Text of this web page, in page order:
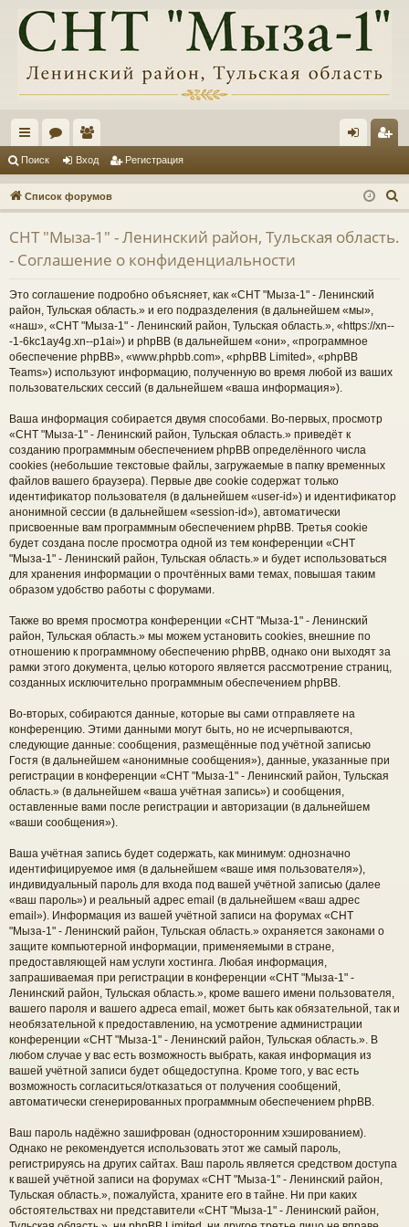
с
ы
лк
и
ум
ы
ол
ьз
ов
ат
ел
и
д ис
тр
ац
Поиск Вход Регистрация
Список форумов
о
СНТ "Мыза-1" - Ленинский район, Тульская область.
- Соглашение о конфиденциальности
Это соглашение подробно объясняет, как «СНТ "Мыза-1" - Ленинский
район, Тульская область.» и его подразделения (в дальнейшем «мы»,
«наш», «СНТ "Мыза-1" - Ленинский район, Тульская область.», «https://xn--
-1-6kc1ay4g.xn--p1ai») и phpBB (в дальнейшем «они», «программное
обеспечение phpBB», «www.phpbb.com», «phpBB Limited», «phpBB
Teams») используют информацию, полученную во время любой из ваших
пользовательских сессий (в дальнейшем «ваша информация»).
Ваша информация собирается двумя способами. Во-первых, просмотр
«СНТ "Мыза-1" - Ленинский район, Тульская область.» приведёт к
созданию программным обеспечением phpBB определённого числа
cookies (небольшие текстовые файлы, загружаемые в папку временных
файлов вашего браузера). Первые две cookie содержат только
идентификатор пользователя (в дальнейшем «user-id») и идентификатор
анонимной сессии (в дальнейшем «session-id»), автоматически
присвоенные вам программным обеспечением phpBB. Третья cookie
будет создана после просмотра одной из тем конференции «СНТ
"Мыза-1" - Ленинский район, Тульская область.» и будет использоваться
для хранения информации о прочтённых вами темах, повышая таким
образом удобство работы с форумами.
Также во время просмотра конференции «СНТ "Мыза-1" - Ленинский
район, Тульская область.» мы можем установить cookies, внешние по
отношению к программному обеспечению phpBB, однако они выходят за
рамки этого документа, целью которого является рассмотрение страниц,
созданных исключительно программным обеспечением phpBB.
Во-вторых, собираются данные, которые вы сами отправляете на
конференцию. Этими данными могут быть, но не исчерпываются,
следующие данные: сообщения, размещённые под учётной записью
Гостя (в дальнейшем «анонимные сообщения»), данные, указанные при
регистрации в конференции «СНТ "Мыза-1" - Ленинский район, Тульская
область.» (в дальнейшем «ваша учётная запись») и сообщения,
оставленные вами после регистрации и авторизации (в дальнейшем
«ваши сообщения»).
Ваша учётная запись будет содержать, как минимум: однозначно
идентифицируемое имя (в дальнейшем «ваше имя пользователя»),
индивидуальный пароль для входа под вашей учётной записью (далее
«ваш пароль») и реальный адрес email (в дальнейшем «ваш адрес
email»). Информация из вашей учётной записи на форумах «СНТ
"Мыза-1" - Ленинский район, Тульская область.» охраняется законами о
защите компьютерной информации, применяемыми в стране,
предоставляющей нам услуги хостинга. Любая информация,
запрашиваемая при регистрации в конференции «СНТ "Мыза-1" -
Ленинский район, Тульская область.», кроме вашего имени пользователя,
вашего пароля и вашего адреса email, может быть как обязательной, так и
необязательной к предоставлению, на усмотрение администрации
конференции «СНТ "Мыза-1" - Ленинский район, Тульская область.». В
любом случае у вас есть возможность выбрать, какая информация из
вашей учётной записи будет общедоступна. Кроме того, у вас есть
возможность согласиться/отказаться от получения сообщений,
автоматически сгенерированных программным обеспечением phpBB.
Ваш пароль надёжно зашифрован (односторонним хэшированием).
Однако не рекомендуется использовать этот же самый пароль,
регистрируясь на других сайтах. Ваш пароль является средством доступа
к вашей учётной записи на форумах «СНТ "Мыза-1" - Ленинский район,
Тульская область.», пожалуйста, храните его в тайне. Ни при каких
обстоятельствах ни представители «СНТ "Мыза-1" - Ленинский район,